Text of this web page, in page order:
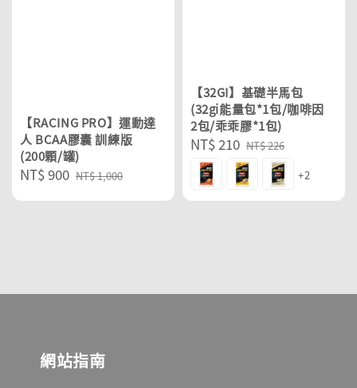
【RACING PRO】運動達
人 BCAA膠囊 訓練版
(200顆/罐)
Sale
NT$ 900 Regular
NT$ 1,000
【32GI】基礎半馬包
(32gi能量包*1包/咖啡因
2包/乖乖膠*1包)
Sale
price
NT$ 210 Regular
price
NT$ 226
+2
網站指南